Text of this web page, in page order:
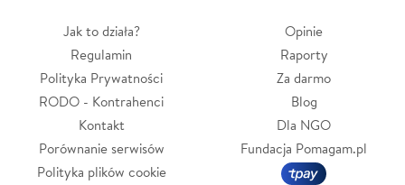
Jak to działa?
Regulamin
Polityka Prywatności
RODO - Kontrahenci
Kontakt
Porównanie serwisów
Polityka plików cookie
Opinie
Raporty
Za darmo
Blog
Dla NGO
Fundacja Pomagam.pl